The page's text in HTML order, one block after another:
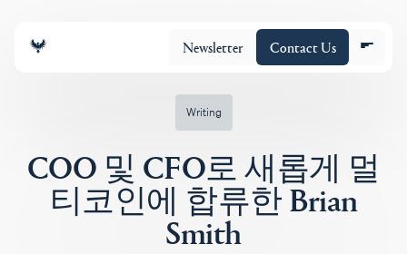
Newsletter Contact Us
조직
Writing
COO 및 CFO로 새롭게 멀
티코인에 합류한 Brian
Smith